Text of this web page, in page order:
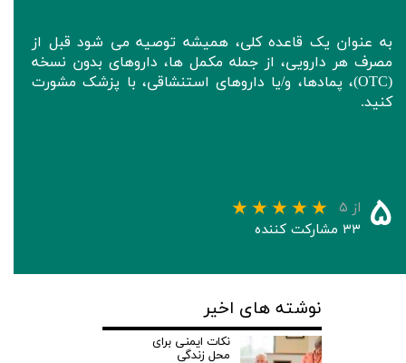
به عنوان یک قاعده کلی، همیشه توصیه می شود قبل از
مصرف هر دارویی، از جمله مکمل ها، داروهای بدون نسخه
(OTC)، پمادها، و/یا داروهای استنشاقی، با پزشک مشورت
کنید.
۵ از ۵
۳۳ مشارکت کننده
نوشته های اخیر
نکات ایمنی برای
محل زندگی